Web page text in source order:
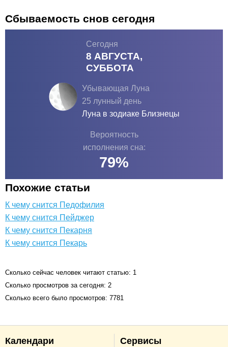
Сбываемость снов сегодня
Сегодня
8 АВГУСТА,
СУББОТА
Убывающая Луна
25 лунный день
Луна в зодиаке Близнецы
Вероятность
исполнения сна:
79%
Похожие статьи
К чему снится Педофилия
К чему снится Пейджер
К чему снится Пекарня
К чему снится Пекарь
Сколько сейчас человек читают статью: 1
Сколько просмотров за сегодня: 2
Сколько всего было просмотров: 7781
Календари Сервисы